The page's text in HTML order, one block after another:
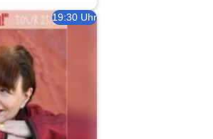
19:30 Uhr